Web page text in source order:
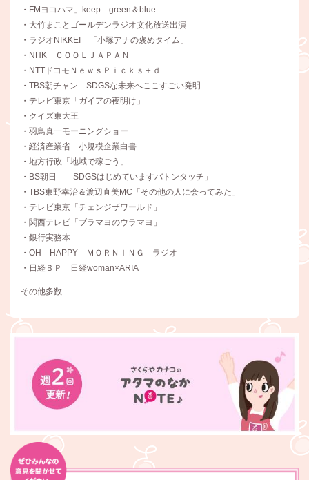
・FMヨコハマ」keep green＆blue
・大竹まことゴールデンラジオ文化放送出演
・ラジオNIKKEI 「小塚アナの褒めタイム」
・NHK ＣＯＯＬＪＡＰＡＮ
・NTTドコモＮｅｗｓＰｉｃｋｓ＋ｄ
・TBS朝チャン SDGSな未来へここすごい発明
・テレビ東京「ガイアの夜明け」
・クイズ東大王
・羽鳥真一モーニングショー
・経済産業省 小規模企業白書
・地方行政「地域で稼ごう」
・BS朝日 「SDGSはじめていますバトンタッチ」
・TBS東野幸治＆渡辺直美MC「その他の人に会ってみた」
・テレビ東京「チェンジザワールド」
・関西テレビ「ブラマヨのウラマヨ」
・銀行実務本
・OH HAPPY ＭＯＲＮＩＮＧ ラジオ
・日経ＢＰ 日経woman×ARIA
その他多数